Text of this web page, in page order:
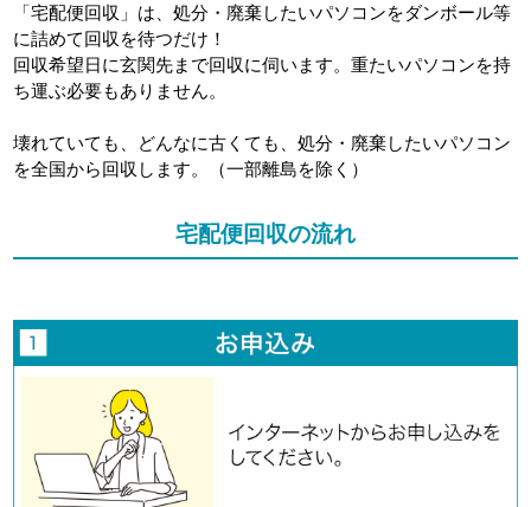
「宅配便回収」は、処分・廃棄したいパソコンをダンボール等
に詰めて回収を待つだけ！
回収希望日に玄関先まで回収に伺います。重たいパソコンを持
ち運ぶ必要もありません。
壊れていても、どんなに古くても、処分・廃棄したいパソコン
を全国から回収します。（一部離島を除く）
宅配便回収の流れ